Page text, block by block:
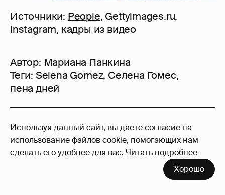
Используя данный сайт, вы даете согласие на
использование файлов cookie, помогающих нам
сделать его удобнее для вас. Читать подробнее
Хорошо
Источники: People, Gettyimages.ru,
Instagram, кадры из видео
Автор: Мариана Панкина
Теги: Selena Gomez, Селена Гомес,
пена дней
160
Войдите в аккаунт, чтобы читать и
оставлять комментарии